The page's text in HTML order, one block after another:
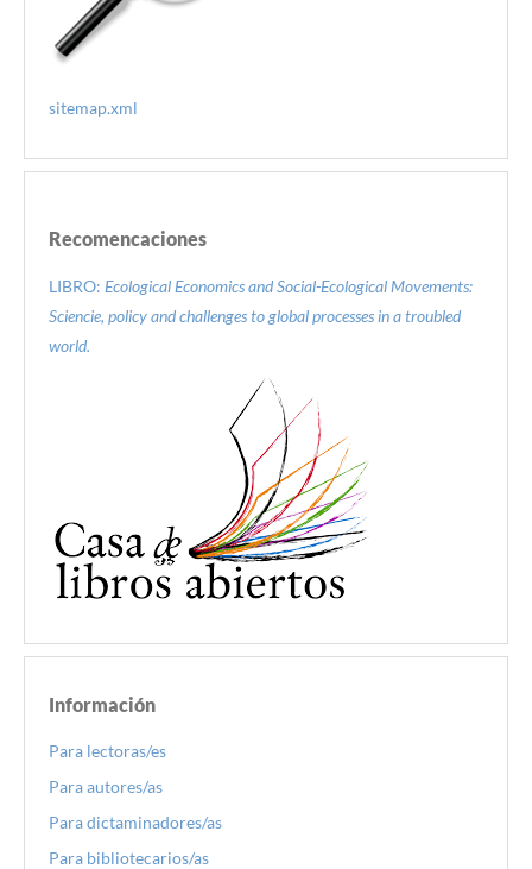
sitemap.xml
Recomencaciones
LIBRO: Ecological Economics and Social-Ecological Movements:
Sciencie, policy and challenges to global processes in a troubled
world.
Información
Para lectoras/es
Para autores/as
Para dictaminadores/as
Para bibliotecarios/as